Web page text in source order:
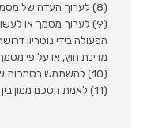
(8) לערוך העדה של מסמך סחיר;
(9) לערוך מסמך או
הפעולה בידי נוטריון
מדינת חוץ, או על פי
(10) להשתמש בסמכות של נוטריון ציבורי על פי דין אחר;
(11) לאמת הסכם ממון בין בני זוג, שנכרת לפני הנישואין.